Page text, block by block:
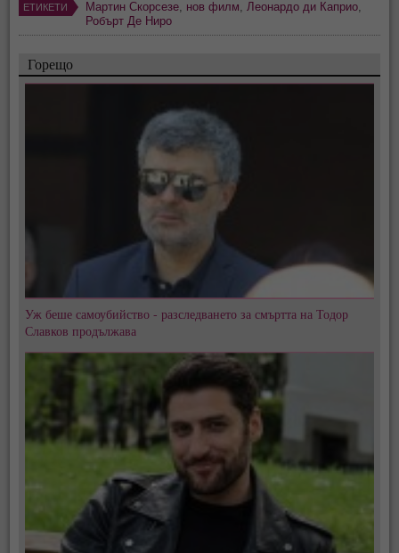
ЕТИКЕТИ Мартин Скорсезе нов филм Леонардо ди Каприо
Робърт Де Ниро
Горещо
Уж беше самоубийство - разследването за смъртта на Тодор
Славков продължава